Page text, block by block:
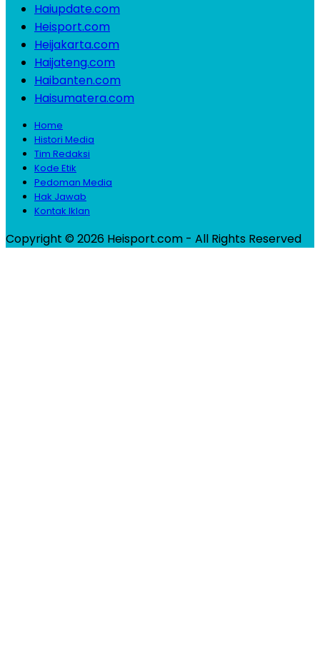
Haiupdate.com
Heisport.com
Heijakarta.com
Haijateng.com
Haibanten.com
Haisumatera.com
Home
Histori Media
Tim Redaksi
Kode Etik
Pedoman Media
Hak Jawab
Kontak Iklan
Copyright © 2026 Heisport.com - All Rights Reserved